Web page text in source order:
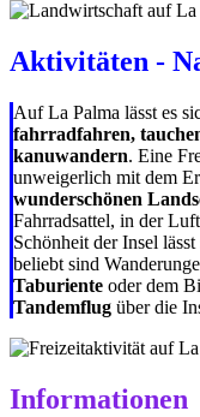
Aktivitäten -
Auf La Palma lässt es
fahrradfahren,
kanuwandern. Eine
unweigerlich mit dem
wunderschönen
Fahrradsattel, in der
Schönheit der Insel
beliebt sind
Taburiente oder dem
Tandemflug über die
Informationen